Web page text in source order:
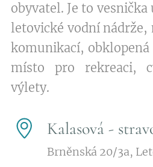
obyvatel. Je to
letovické vodní
komunikací, obklopená
místo pro rekreaci,
výlety.
Kalasová -
Brněnská 20/3a,